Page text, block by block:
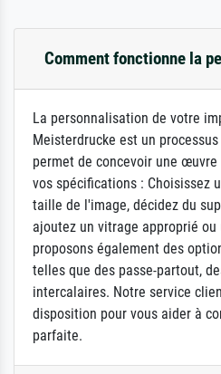
Comment fonctionne la
La personnalisation de votre
Meisterdrucke est un
permet de concevoir une
vos spécifications : Choisissez
taille de l'image, décidez du
ajoutez un vitrage approprié ou
proposons également des
telles que des passe-partout,
intercalaires. Notre service
disposition pour vous aider à
parfaite.